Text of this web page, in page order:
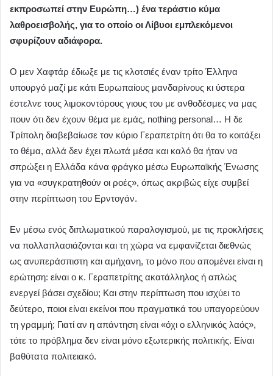
εκπροσωπεί στην Ευρώπη…) ένα τεράστιο κύμα
λαθροεισβολής, για το οποίο οι Λίβυοι εμπλεκόμενοι
σφυρίζουν αδιάφορα.
Ο μεν Χαφτάρ έδιωξε με τις κλοτσιές έναν τρίτο Έλληνα
υπουργό μαζί με κάτι Ευρωπαίους μανδαρίνους κι ύστερα
έστελνε τους λιμοκοντόρους γιους του με ανθοδέσμες να μας
πουν ότι δεν έχουν θέμα με εμάς, nothing personal… H δε
Τρίπολη διαβεβαίωσε τον κύριο Γεραπετρίτη ότι θα το κοιτάξει
το θέμα, αλλά δεν έχει πλωτά μέσα και καλό θα ήταν να
σπρώξει η Ελλάδα κάνα φράγκο μέσω Ευρωπαϊκής Ένωσης
για να «συγκρατηθούν οι ροές», όπως ακριβώς είχε συμβεί
στην περίπτωση του Ερντογάν.
Εν μέσω ενός διπλωματικού παραλογισμού, με τις προκλήσεις
να πολλαπλασιάζονται και τη χώρα να εμφανίζεται διεθνώς
ως ανυπεράσπιστη και αμήχανη, το μόνο που απομένει είναι η
ερώτηση: είναι ο κ. Γεραπετρίτης ακατάλληλος ή απλώς
ενεργεί βάσει σχεδίου; Και στην περίπτωση που ισχύει το
δεύτερο, ποιοι είναι εκείνοι που πραγματικά του υπαγορεύουν
τη γραμμή; Γιατί αν η απάντηση είναι «όχι ο ελληνικός λαός»,
τότε το πρόβλημα δεν είναι μόνο εξωτερικής πολιτικής. Είναι
βαθύτατα πολιτειακό.